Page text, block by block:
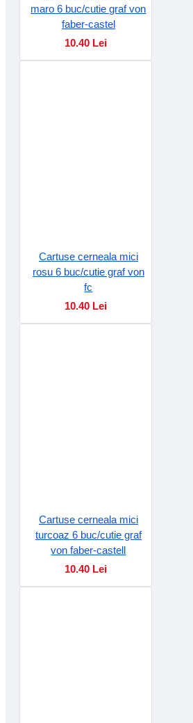
maro 6 buc/cutie graf von
faber-castel
10.40 Lei
Cartuse cerneala mici
rosu 6 buc/cutie graf von
fc
10.40 Lei
Cartuse cerneala mici
turcoaz 6 buc/cutie graf
von faber-castell
10.40 Lei